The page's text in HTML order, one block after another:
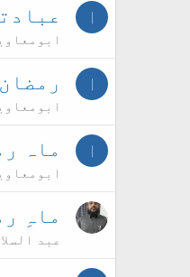
ا
ا
ا ماہ
ماہِ
عبد